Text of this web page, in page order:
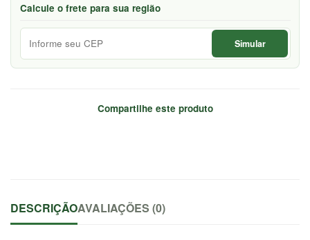
Calcule o frete para sua região
Simular
Compartilhe este produto
DESCRIÇÃOAVALIAÇÕES (0)